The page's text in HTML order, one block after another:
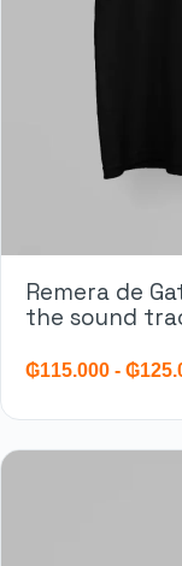
Remera de
the sound
₲115.000 - ₲